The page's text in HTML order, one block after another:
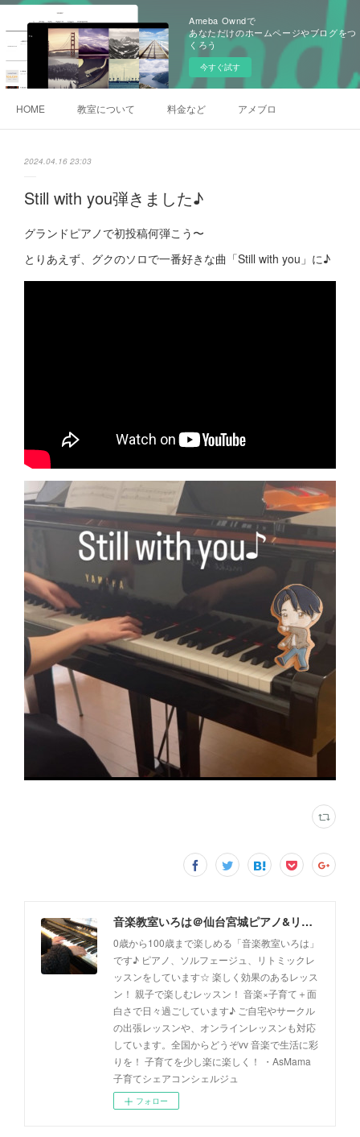
Ameba Owndで
あなただけのホームページやブログをつ
くろう
今すぐ試す
HOME 教室について 料金など アメブロ
2024.04.16 23:03
Still with you弾きました♪
グランドピアノで初投稿何弾こう〜
とりあえず、グクのソロで一番好きな曲「Still with you」に♪
音楽教室いろは＠仙台宮城ピアノ&リトミック(出張レッスン、オンラインレッスン対応)
0歳から100歳まで楽しめる「音楽教室いろは」
です♪ ピアノ、ソルフェージュ、リトミックレ
ッスンをしています☆ 楽しく効果のあるレッス
ン！ 親子で楽しむレッスン！ 音楽×子育て＋面
白さで日々過ごしています♪ ご自宅やサークル
の出張レッスンや、オンラインレッスンも対応
しています。全国からどうぞvv 音楽で生活に彩
りを！ 子育てを少し楽に楽しく！ ・AsMama
子育てシェアコンシェルジュ
フォロー